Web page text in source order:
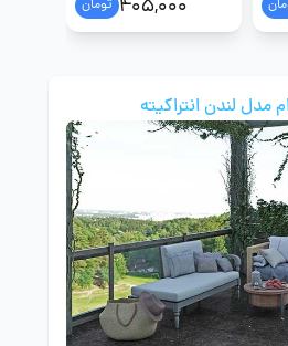
405,000 تومان
مدل لندن انتراکیته